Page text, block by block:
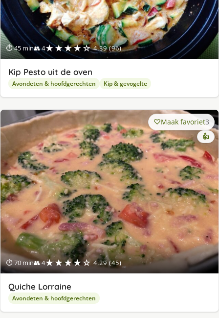
⏱ 45 min👥 4★★★★☆ 4.39 (96)
Kip Pesto uit de oven
Avondeten & hoofdgerechten Kip & gevogelte
⏱ 70 min👥 4★★★★☆ 4.29 (45)
Maak favoriet3
👍
Quiche Lorraine
Avondeten & hoofdgerechten